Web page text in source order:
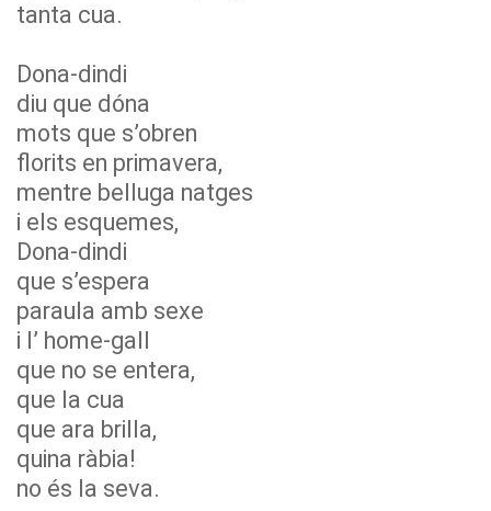
tanta cua.
Dona-dindi
diu que dóna
mots que s’obren
florits en primavera,
mentre belluga natges
i els esquemes,
Dona-dindi
que s’espera
paraula amb sexe
i l’ home-gall
que no se entera,
que la cua
que ara brilla,
quina ràbia!
no és la seva.